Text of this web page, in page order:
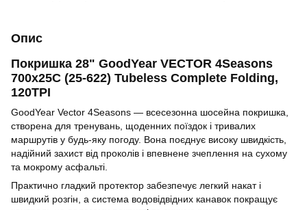
Опис
Покришка 28" GoodYear VECTOR 4Seasons
700x25C (25-622) Tubeless Complete Folding,
120TPI
GoodYear Vector 4Seasons — всесезонна шосейна покришка,
створена для тренувань, щоденних поїздок і тривалих
маршрутів у будь-яку погоду. Вона поєднує високу швидкість,
надійний захист від проколів і впевнене зчеплення на сухому
та мокрому асфальті.
Практично гладкий протектор забезпечує легкий накат і
швидкий розгін, а система водовідвідних канавок покращує